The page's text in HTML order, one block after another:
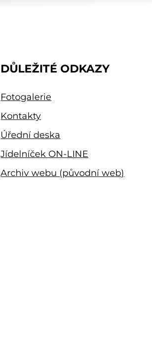
DŮLEŽITÉ ODKAZY
Fotogalerie
Kontakty
Úřední deska
Jídelníček ON-LINE
Archiv webu (původní web)